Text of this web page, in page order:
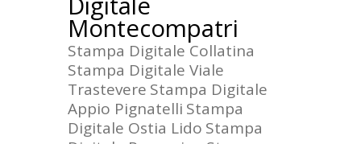
Montecompatri
Stampa Digitale Collatina
Stampa Digitale Viale
Trastevere Stampa Digitale
Appio Pignatelli Stampa
Digitale Ostia Lido Stampa